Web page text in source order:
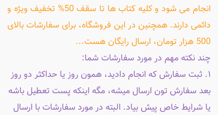
انجام می شود و کلیه کتاب ها تا سقف 50% تخفیف ویژه و
دائمی دارند. همچنین در این فروشگاه، برای سفارشات بالای
500 هزار تومان، ارسال رایگان هست...
چند نکته مهم در مورد سفارشات شما:
۱. ثبت سفارش که انجام دادید، همون روز یا حداکثر دو روز
بعد سفارش تون ارسال میشه، مگه اینکه پست تعطیل باشه
یا شرایط خاص پیش بیاد. البته در مورد سفارشات با ارسال